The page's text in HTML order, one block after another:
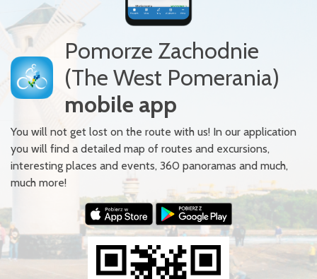
Pomorze Zachodnie
(The West Pomerania)
mobile app
You will not get lost on the route with us! In our application
you will find a detailed map of routes and excursions,
interesting places and events, 360 panoramas and much,
much more!